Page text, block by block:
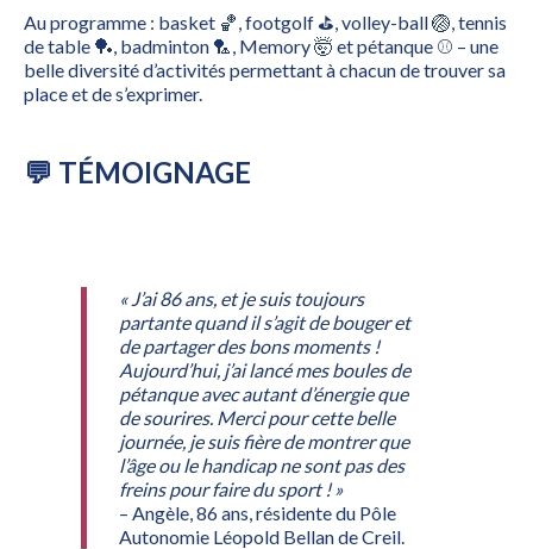
Au programme : basket 🏀, footgolf ⛳️, volley-ball 🏐, tennis
de table 🏓, badminton 🏸, Memory 🤯 et pétanque ⚾️ – une
belle diversité d’activités permettant à chacun de trouver sa
place et de s’exprimer.
💬 TÉMOIGNAGE
« J’ai 86 ans, et je suis toujours
partante quand il s’agit de bouger et
de partager des bons moments !
Aujourd’hui, j’ai lancé mes boules de
pétanque avec autant d’énergie que
de sourires. Merci pour cette belle
journée, je suis fière de montrer que
l’âge ou le handicap ne sont pas des
freins pour faire du sport ! »
– Angèle, 86 ans, résidente du Pôle
Autonomie Léopold Bellan de Creil.